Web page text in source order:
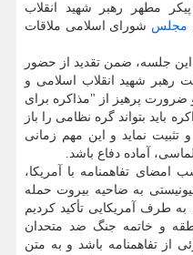
مطهر رهبر شهید انقلاب
مجلس شورای اسلامی ملاقات
این جلسه، ضمن تقدید از حضور
رهبر شهید انقلاب اسلامی و
ضرورت پرهیز از "مذاکره برای
باید بتواند گره نظامی را باز
تثبیت نماید و این مهم زمانی
آماده دفاع باشد.
تفاهمنامه با آمریکا،
به ضاحیه بیروت حمله
طرف آمریکایی تأکید کردیم
و خاتمه جنگ ضد متحدان
از تفاهمنامه باشد و به متن